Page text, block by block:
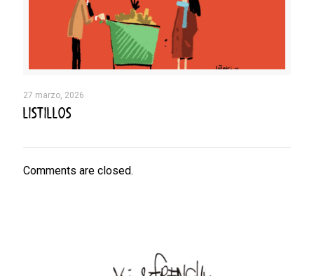
27 marzo, 2026
LISTILLOS
Comments are closed.